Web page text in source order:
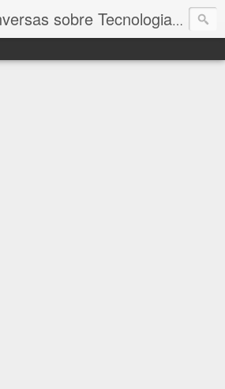
PAPOFÁCIL conversas sobre Tecnologiacom a